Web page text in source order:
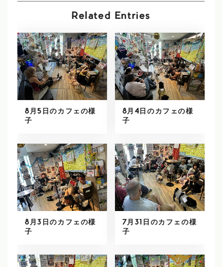
Related Entries
8月5日のカフェの様
子
8月4日のカフェの様
子
8月3日のカフェの様
子
7月31日のカフェの様
子